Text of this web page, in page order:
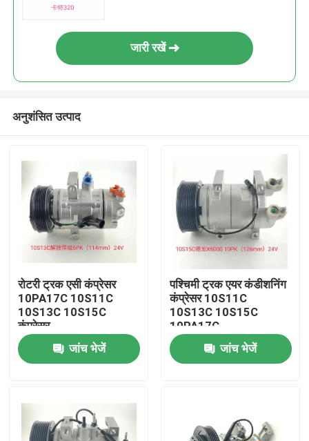
उत्पाद
जारी रखें
अनुशंसित उत्पाद
रोटरी ट्रक एसी कंप्रेसर
10PA17C 10S11C
10S13C 10S15C
कंप्रेसर
जांच भेजें
पश्चिमी ट्रक एयर कंडीशनिंग
कंप्रेसर 10S11C
10S13C 10S15C
10PA17C
जांच भेजें